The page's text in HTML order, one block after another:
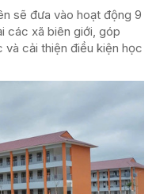
sẽ đưa vào hoạt động 9
các xã biên giới, góp
cải thiện điều kiện học